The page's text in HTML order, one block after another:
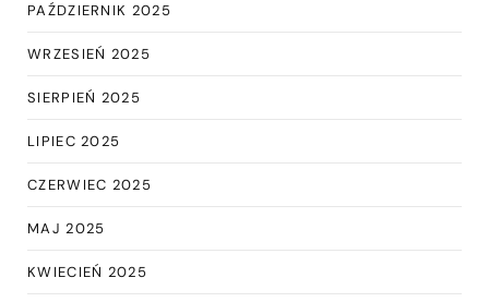
PAŹDZIERNIK 2025
WRZESIEŃ 2025
SIERPIEŃ 2025
LIPIEC 2025
CZERWIEC 2025
MAJ 2025
KWIECIEŃ 2025